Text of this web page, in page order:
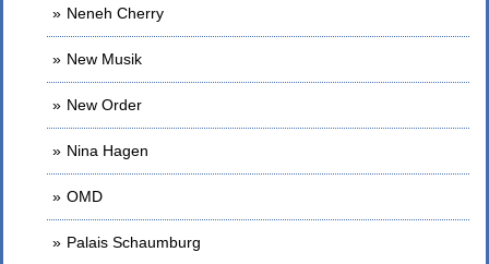
Neneh Cherry
New Musik
New Order
Nina Hagen
OMD
Palais Schaumburg